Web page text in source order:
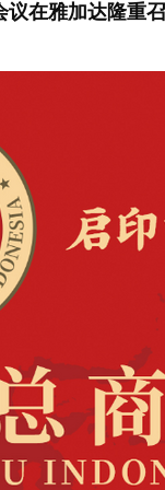
在雅加达隆重